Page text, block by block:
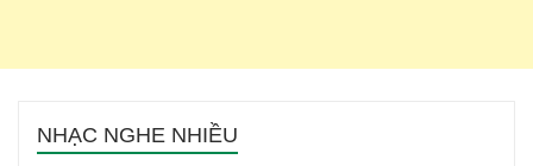
NHẠC NGHE NHIỀU